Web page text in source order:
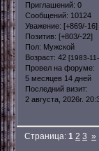
Приглашений: 0
Сообщений: 10124
Уважение: [+869/-16]
Позитив: [+803/-22]
Пол: Мужской
Возраст: 42 [1983-
Провел на форуме:
5 месяцев 14 дней
Последний визит:
2 августа, 2026г.
Страница:1 2 3 »